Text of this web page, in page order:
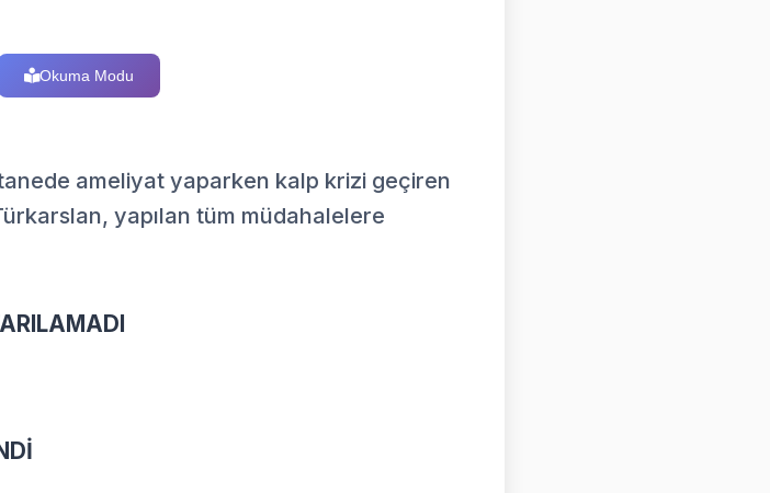
Okuma Modu
ameliyat yaparken kalp krizi geçiren
yapılan tüm müdahalelere